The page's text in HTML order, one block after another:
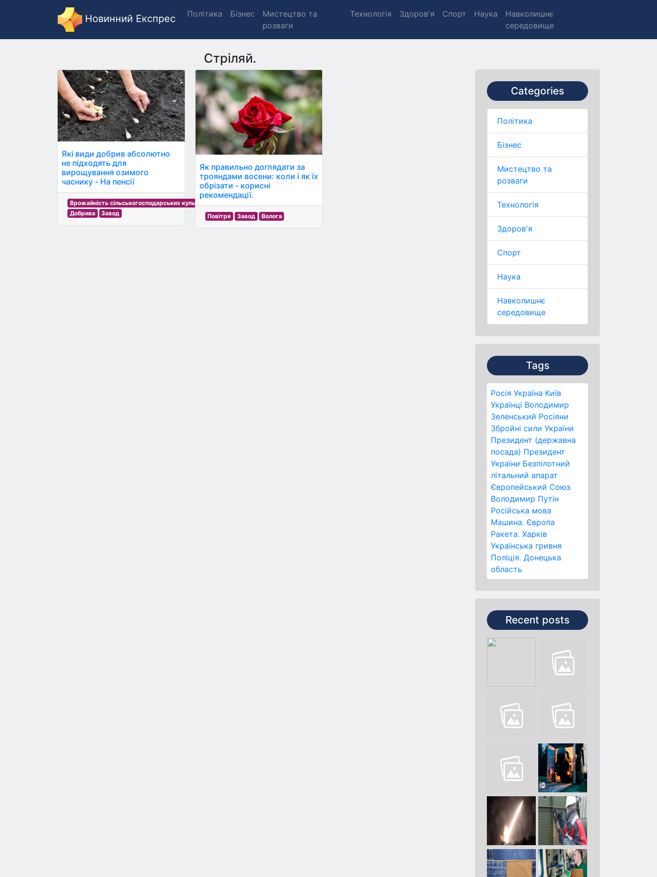
Новинний Експрес Політика Бізнес
Мистецтво та
розваги
Технологія Здоров'я Спорт Наука
Навколишнє
середовище
Стріляй.
Categories
Політика
Бізнес
Мистецтво та
розваги
Технологія
Здоров'я
Спорт
Наука
Навколишнє
середовище
Tags
Росія Україна Київ
Українці Володимир
Зеленський Росіяни
Збройні сили України
Президент (державна
посада) Президент
України Безпілотний
літальний апарат
Європейський Союз
Володимир Путін
Російська мова
Машина. Європа
Ракета. Харків
Українська гривня
Поліція. Донецька
область
Recent posts
Які види добрив абсолютно
не підходять для
вирощування озимого
часнику - На пенсії
Врожайність сільськогосподарських культур
Добрива
Завод
Як правильно доглядати за
трояндами восени: коли і як їх
обрізати - корисні
рекомендації.
Повітря Завод Волога